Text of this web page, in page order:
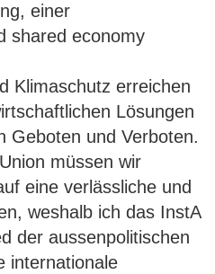
einer
shared economy
Klimaschutz erreichen
Lösungen
Geboten und Verboten.
müssen wir
eine verlässliche und
weshalb ich das InstA
der aussenpolitischen
internationale